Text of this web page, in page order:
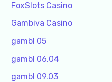
FoxSlots Casino
Gambiva Casino
gambl 05
gambl 06.04
gambl 09.03